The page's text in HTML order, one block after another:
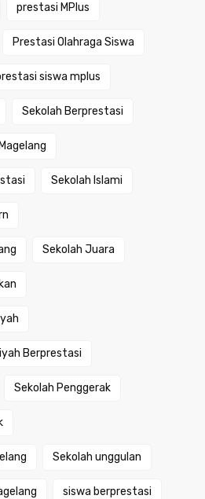
prestasi MPlus
Prestasi Olahraga Siswa
siswa mplus
Sekolah Berprestasi
Sekolah Islami
Sekolah Juara
Berprestasi
Sekolah Penggerak
Sekolah unggulan
siswa berprestasi